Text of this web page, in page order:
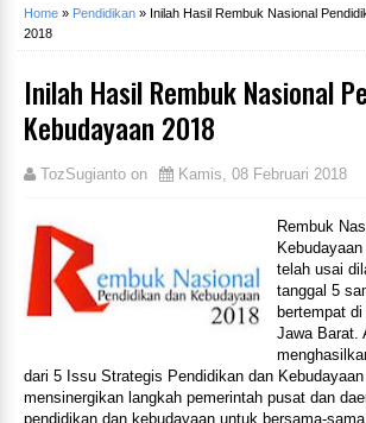
Home » Pendidikan » Inilah Hasil Rembuk Nasional
2018
Inilah Hasil Rembuk Nasional
Kebudayaan 2018
TozSugianto on Kamis, 08 Februari 2018
Rembuk
telah usai
tanggal 5
bertempat
Jawa Barat.
dari 5 Issu Strategis Pendidikan dan
mensinergikan langkah pemerintah pusat dan
pendidikan dan kebudayaan untuk bersama-